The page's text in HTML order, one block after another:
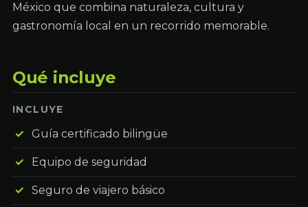
México que combina naturaleza, cultura y
gastronomía local en un recorrido memorable.
Qué incluye
INCLUYE
Guía certificado bilingüe
Equipo de seguridad
Seguro de viajero básico